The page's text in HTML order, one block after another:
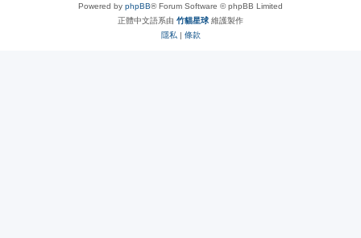
Powered by phpBB® Forum Software © phpBB Limited
正體中文語系由 竹貓星球 維護製作
隱私 | 條款